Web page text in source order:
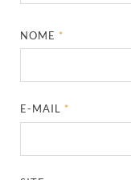
NOME*
E-MAIL*